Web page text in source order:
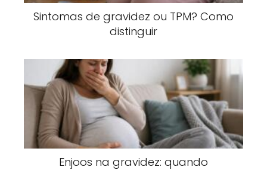
Sintomas de gravidez ou TPM? Como
distinguir
Enjoos na gravidez: quando